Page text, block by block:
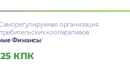
организация
кооперативов
Финансы"
КПК